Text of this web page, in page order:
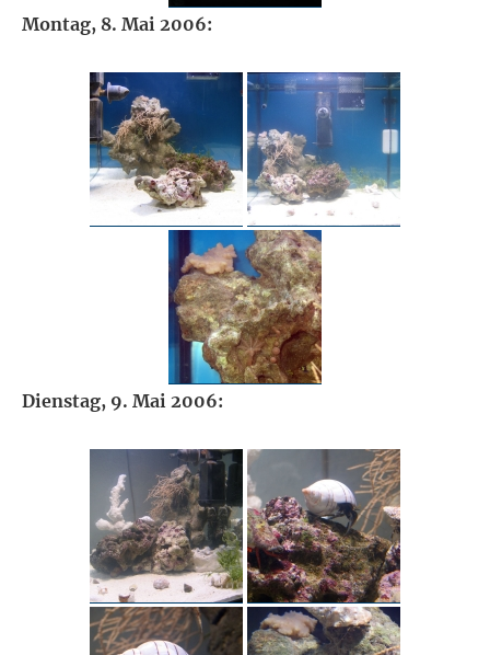
Montag, 8. Mai 2006:
Dienstag, 9. Mai 2006: